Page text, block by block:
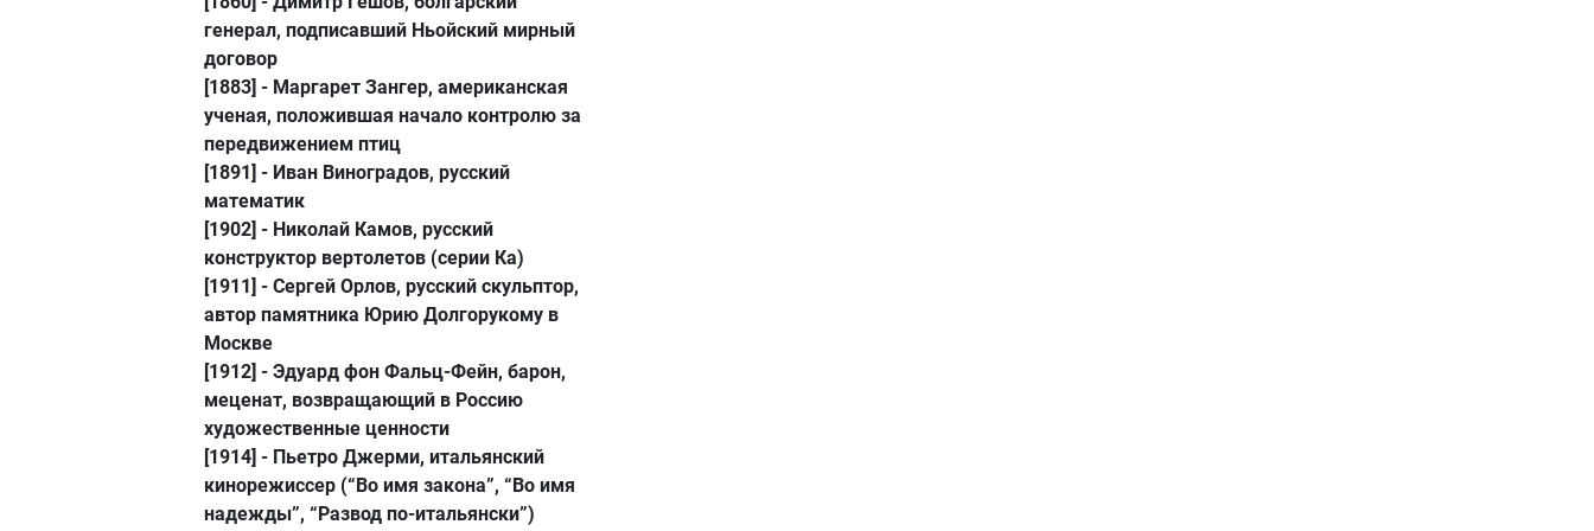
генерал, подписавший Ньойский мирный
договор
[1883] - Маргарет Зангер, американская
ученая, положившая начало контролю за
передвижением птиц
[1891] - Иван Виноградов, русский
математик
[1902] - Николай Камов, русский
конструктор вертолетов (серии Ка)
[1911] - Сергей Орлов, русский скульптор,
автор памятника Юрию Долгорукому в
Москве
[1912] - Эдуард фон Фальц-Фейн, барон,
меценат, возвращающий в Россию
художественные ценности
[1914] - Пьетро Джерми, итальянский
кинорежиссер (“Во имя закона”, “Во имя
надежды”, “Развод по-итальянски”)